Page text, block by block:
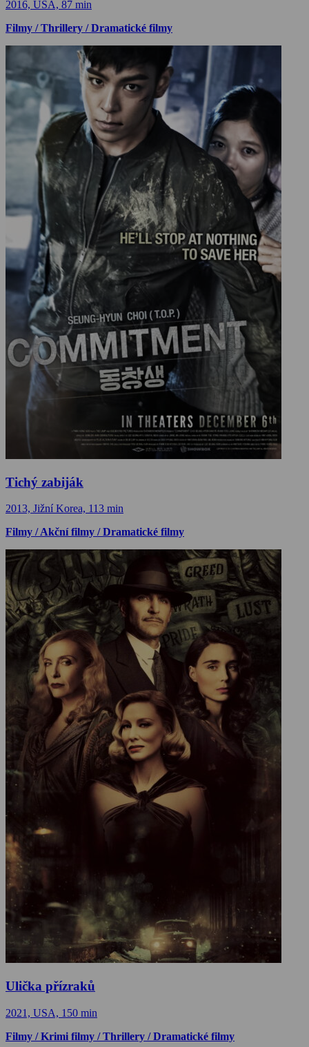
2016, USA, 87 min
Filmy / Thrillery / Dramatické filmy
Tichý zabiják
2013, Jižní Korea, 113 min
Filmy / Akční filmy / Dramatické filmy
Ulička přízraků
2021, USA, 150 min
Filmy / Krimi filmy / Thrillery / Dramatické filmy